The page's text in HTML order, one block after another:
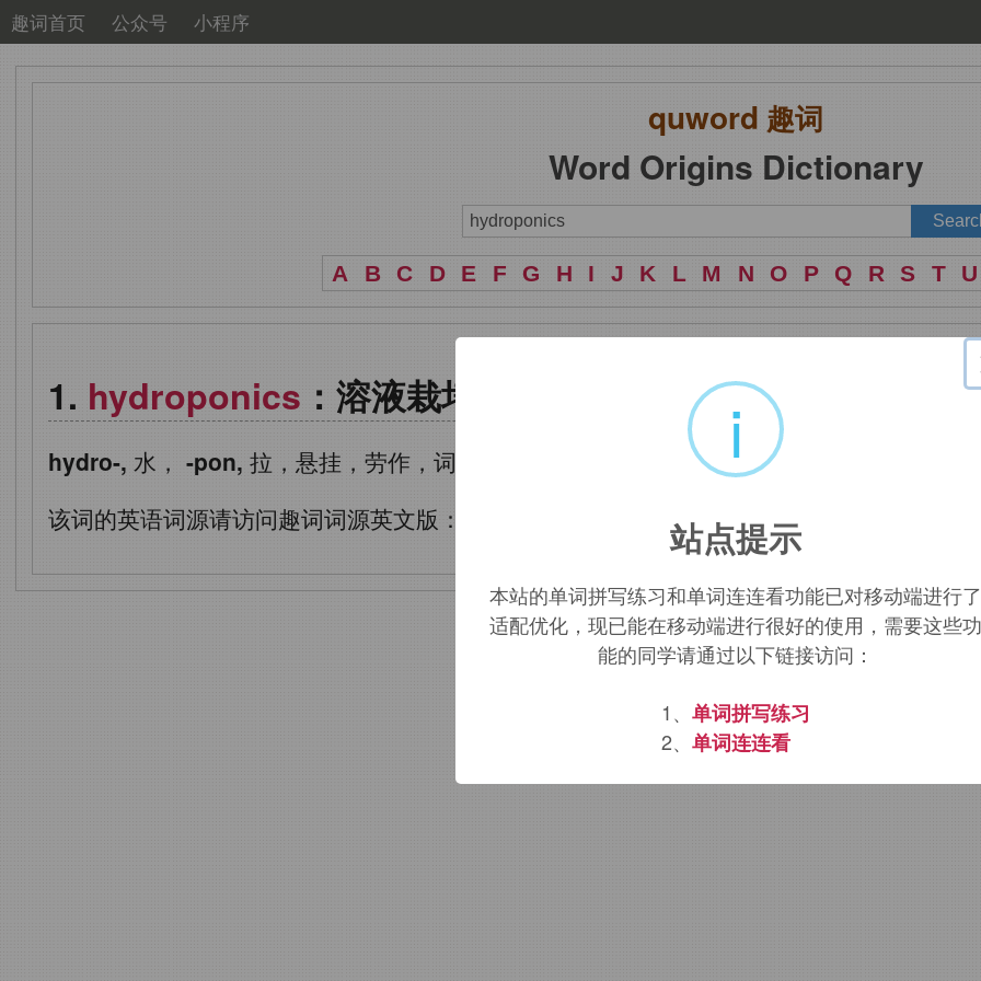
趣词首页 公众号 小程序
quword 趣词
Word Origins Dictionary
A B C D E F G H I J K L M N O P Q R S T U
hydroponics ：溶液栽培
hydro-, 水， -pon, 拉，悬挂，劳作，词源同
即在溶液中栽培。
该词的英语词源请访问趣词词源英文版：
词源，hydroponics
i
站点提示
本站的单词拼写练习和单词连连看功能已对移动端进行了
适配优化，现已能在移动端进行很好的使用，需要这些功
能的同学请通过以下链接访问：
1、 单词拼写练习
2、 单词连连看